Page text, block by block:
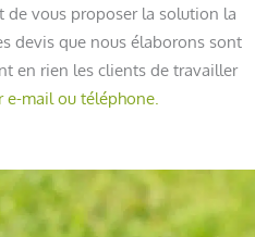
de vous proposer la solution la
devis que nous élaborons sont
en rien les clients de travailler
e-mail ou téléphone.